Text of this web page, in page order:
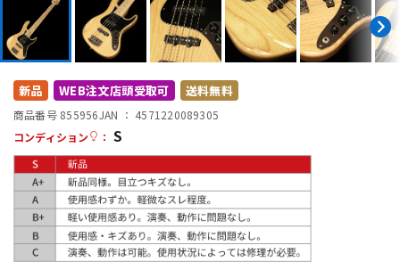
DJ機器 DTM
配信/ライブ機器
中古
新品 WEB注文店頭受取可 送料無料
商品番号 855956JAN ： 4571220089305
コンディション
： S